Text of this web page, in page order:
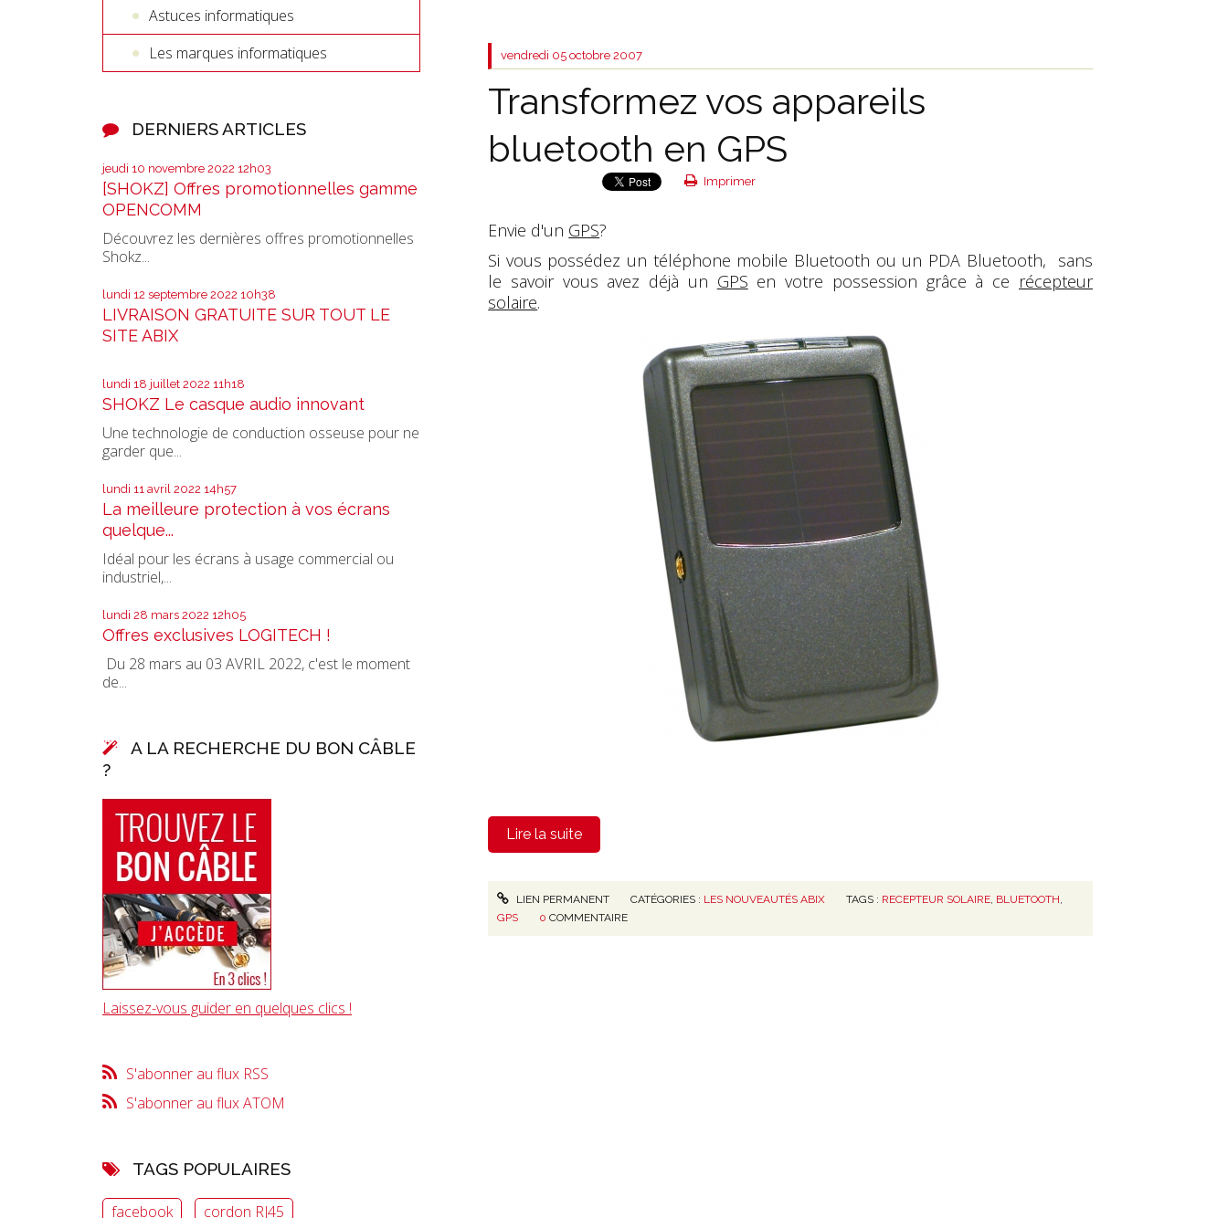
Astuces informatiques
Les marques informatiques
DERNIERS ARTICLES
jeudi 10 novembre 2022 12h03
[SHOKZ] Offres promotionnelles gamme
OPENCOMM
Découvrez les dernières offres promotionnelles
Shokz...
lundi 12 septembre 2022 10h38
LIVRAISON GRATUITE SUR TOUT LE
SITE ABIX
lundi 18 juillet 2022 11h18
SHOKZ Le casque audio innovant
Une technologie de conduction osseuse pour ne
garder que...
lundi 11 avril 2022 14h57
La meilleure protection à vos écrans
quelque...
Idéal pour les écrans à usage commercial ou
industriel,...
lundi 28 mars 2022 12h05
Offres exclusives LOGITECH !
Du 28 mars au 03 AVRIL 2022, c'est le moment
de...
A LA RECHERCHE DU BON CÂBLE
?
Laissez-vous guider en quelques clics !
S'abonner au flux RSS
S'abonner au flux ATOM
TAGS POPULAIRES
facebook
cordon RJ45
vendredi 05 octobre 2007
Transformez vos appareils
bluetooth en GPS
Imprimer
Envie d'un GPS?
Si vous possédez un téléphone mobile Bluetooth ou un PDA Bluetooth, sans
le savoir vous avez déjà un GPS en votre possession grâce à ce récepteur
solaire.
Lire la suite
LIEN PERMANENT CATÉGORIES : LES NOUVEAUTÉS ABIX TAGS : RECEPTEUR SOLAIRE, BLUETOOTH,
GPS
0 COMMENTAIRE